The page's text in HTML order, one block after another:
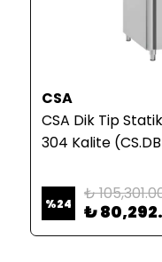
CSA
CSA Dik Tip
304 Kalite
%24 ₺
₺